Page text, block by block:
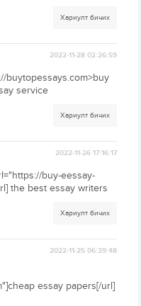
Хариулт бичих
2022-11-28 02:26:59
buytopessays.com>buy
service
Хариулт бичих
2022-11-26 17:16:17
buy-eessay-
the best essay writers
Хариулт бичих
2022-11-25 06:39:48
essay papers[/url]